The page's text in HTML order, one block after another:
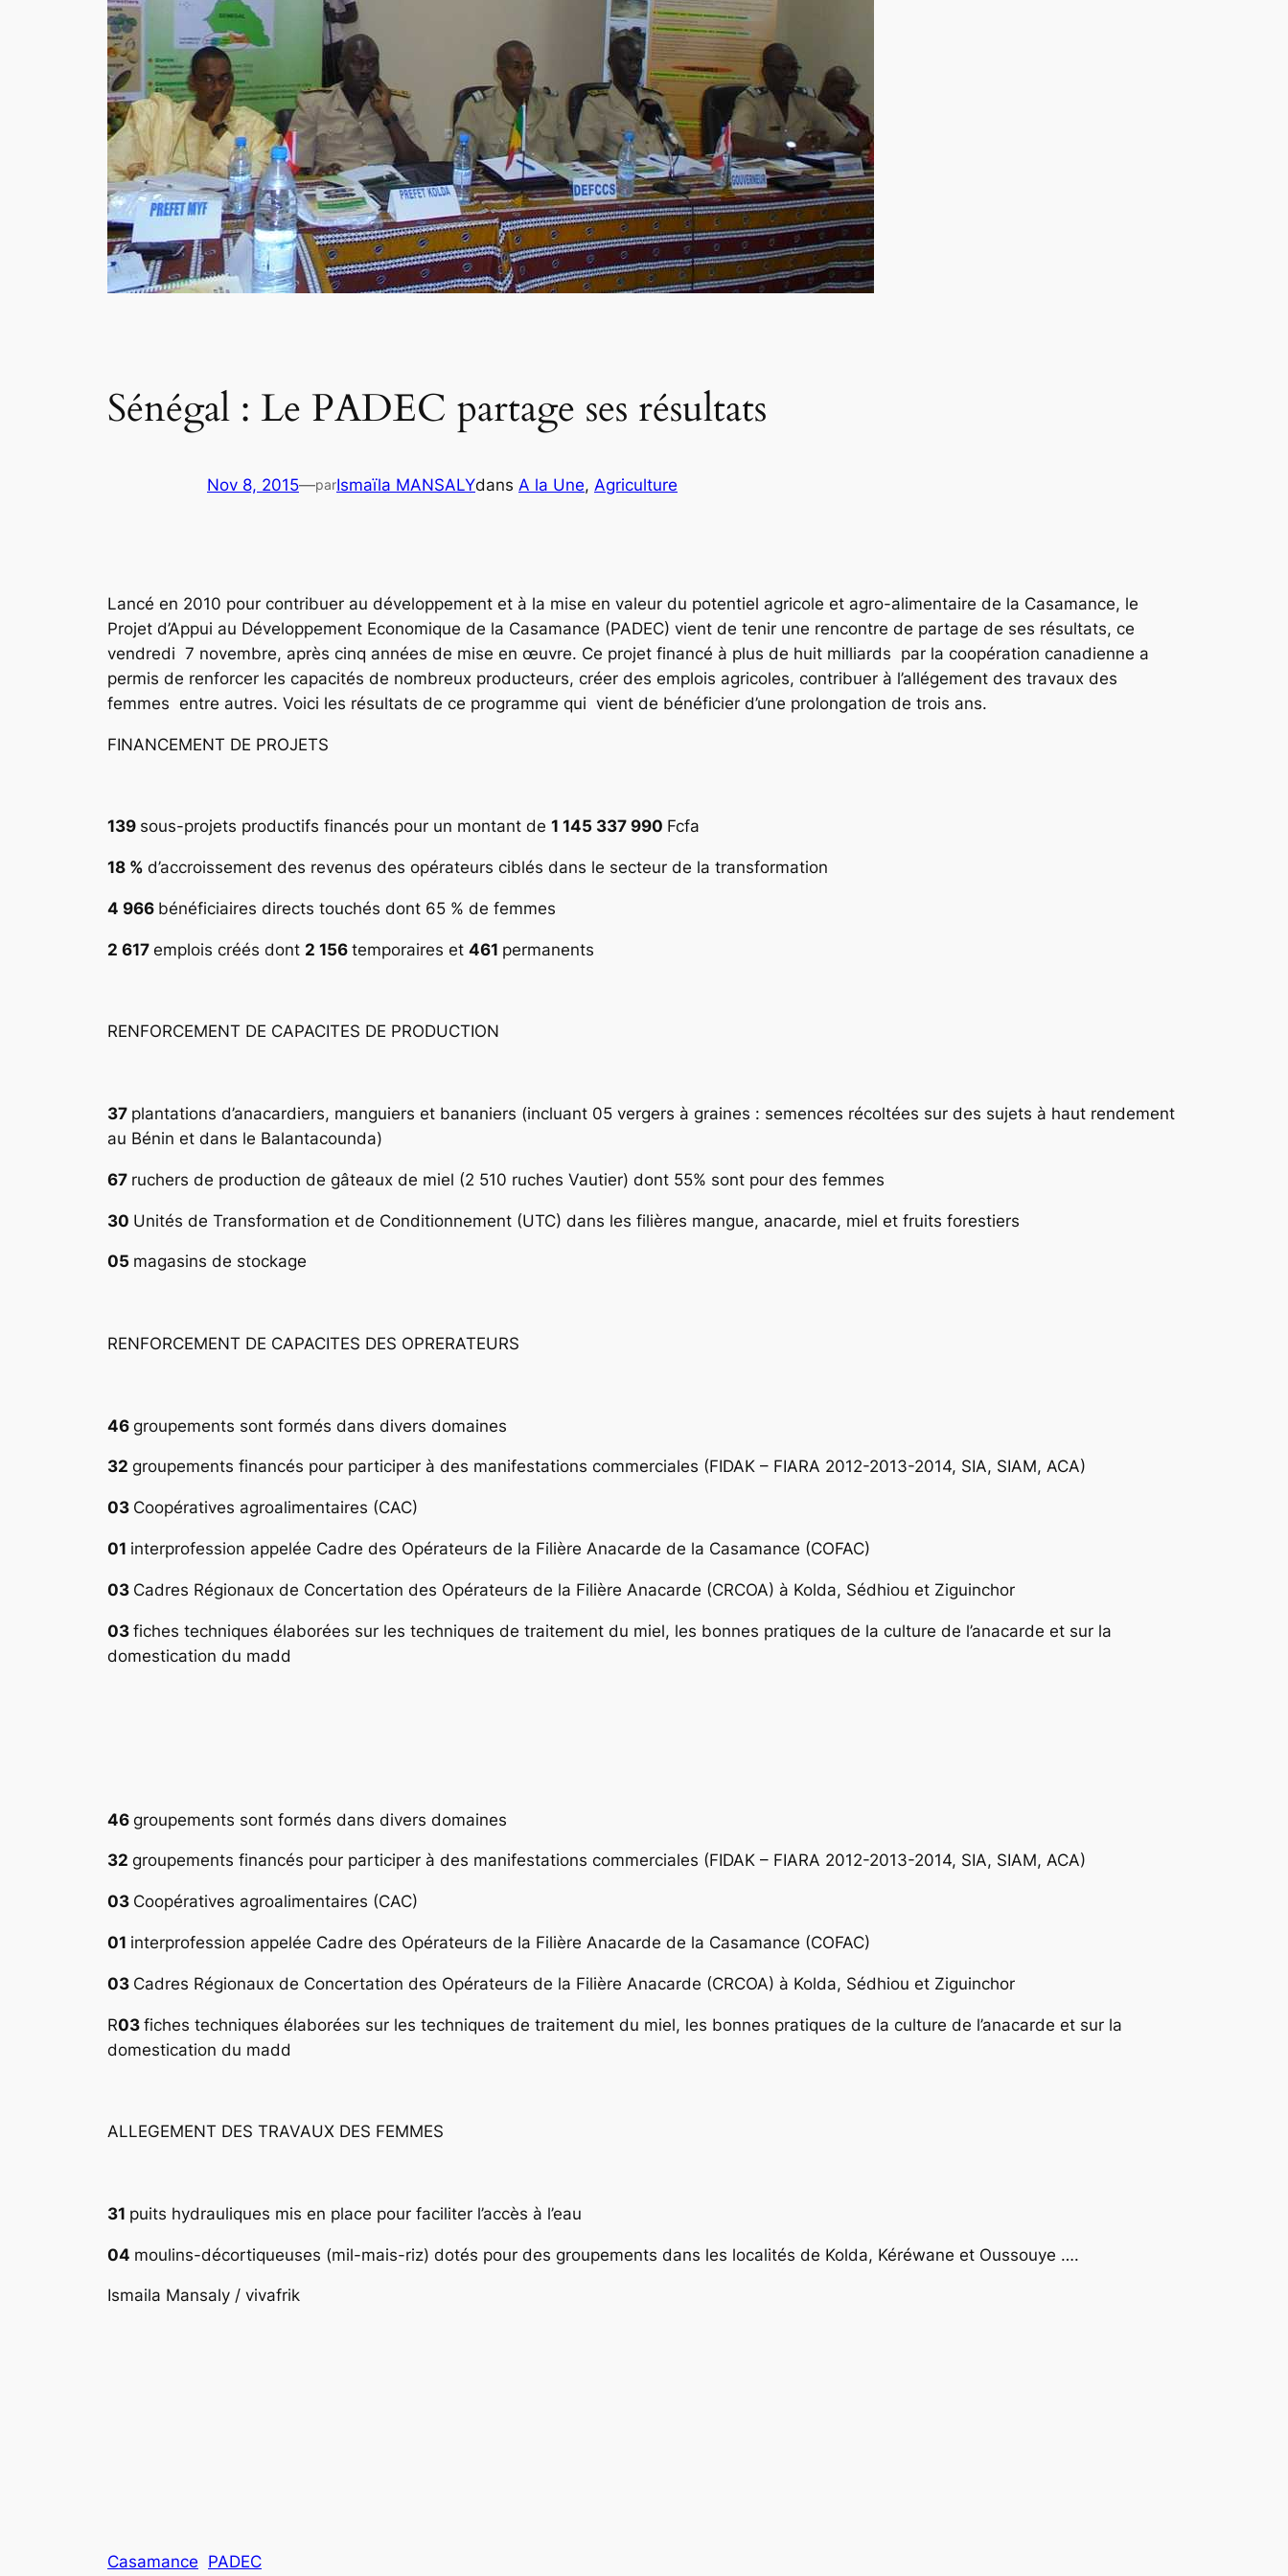
Sénégal : Le PADEC partage ses résultats
Nov 8, 2015—parIsmaïla MANSALYdans A la Une, Agriculture
Lancé en 2010 pour contribuer au développement et à la mise en valeur du potentiel agricole et agro-alimentaire de la Casamance, le
Projet d’Appui au Développement Economique de la Casamance (PADEC) vient de tenir une rencontre de partage de ses résultats, ce
vendredi 7 novembre, après cinq années de mise en œuvre. Ce projet financé à plus de huit milliards par la coopération canadienne a
permis de renforcer les capacités de nombreux producteurs, créer des emplois agricoles, contribuer à l’allégement des travaux des
femmes entre autres. Voici les résultats de ce programme qui vient de bénéficier d’une prolongation de trois ans.
FINANCEMENT DE PROJETS
139 sous-projets productifs financés pour un montant de 1 145 337 990 Fcfa
18 % d’accroissement des revenus des opérateurs ciblés dans le secteur de la transformation
4 966 bénéficiaires directs touchés dont 65 % de femmes
2 617 emplois créés dont 2 156 temporaires et 461 permanents
RENFORCEMENT DE CAPACITES DE PRODUCTION
37 plantations d’anacardiers, manguiers et bananiers (incluant 05 vergers à graines : semences récoltées sur des sujets à haut rendement
au Bénin et dans le Balantacounda)
67 ruchers de production de gâteaux de miel (2 510 ruches Vautier) dont 55% sont pour des femmes
30 Unités de Transformation et de Conditionnement (UTC) dans les filières mangue, anacarde, miel et fruits forestiers
05 magasins de stockage
RENFORCEMENT DE CAPACITES DES OPRERATEURS
46 groupements sont formés dans divers domaines
32 groupements financés pour participer à des manifestations commerciales (FIDAK – FIARA 2012-2013-2014, SIA, SIAM, ACA)
03 Coopératives agroalimentaires (CAC)
01 interprofession appelée Cadre des Opérateurs de la Filière Anacarde de la Casamance (COFAC)
03 Cadres Régionaux de Concertation des Opérateurs de la Filière Anacarde (CRCOA) à Kolda, Sédhiou et Ziguinchor
03 fiches techniques élaborées sur les techniques de traitement du miel, les bonnes pratiques de la culture de l’anacarde et sur la
domestication du madd
46 groupements sont formés dans divers domaines
32 groupements financés pour participer à des manifestations commerciales (FIDAK – FIARA 2012-2013-2014, SIA, SIAM, ACA)
03 Coopératives agroalimentaires (CAC)
01 interprofession appelée Cadre des Opérateurs de la Filière Anacarde de la Casamance (COFAC)
03 Cadres Régionaux de Concertation des Opérateurs de la Filière Anacarde (CRCOA) à Kolda, Sédhiou et Ziguinchor
R03 fiches techniques élaborées sur les techniques de traitement du miel, les bonnes pratiques de la culture de l’anacarde et sur la
domestication du madd
ALLEGEMENT DES TRAVAUX DES FEMMES
31 puits hydrauliques mis en place pour faciliter l’accès à l’eau
04 moulins-décortiqueuses (mil-mais-riz) dotés pour des groupements dans les localités de Kolda, Kéréwane et Oussouye ….
Ismaila Mansaly / vivafrik
Casamance PADEC